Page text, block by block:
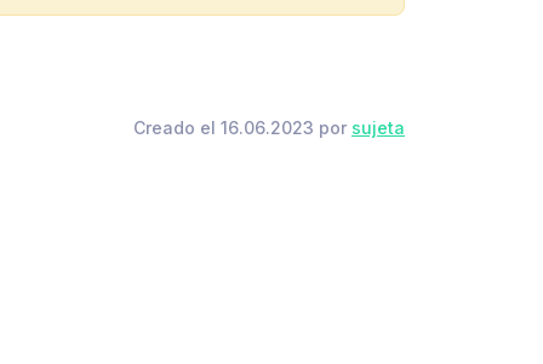
Creado el 16.06.2023 por sujeta